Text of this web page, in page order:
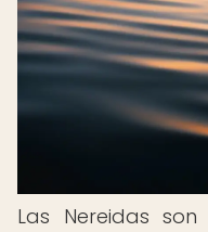
Las Nereidas